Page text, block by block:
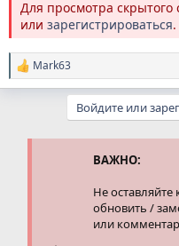
Для просмотра
или зарегистрироваться.
Р
е
Mark63
Войдите или
ВАЖНО:
Не
обновить /
или